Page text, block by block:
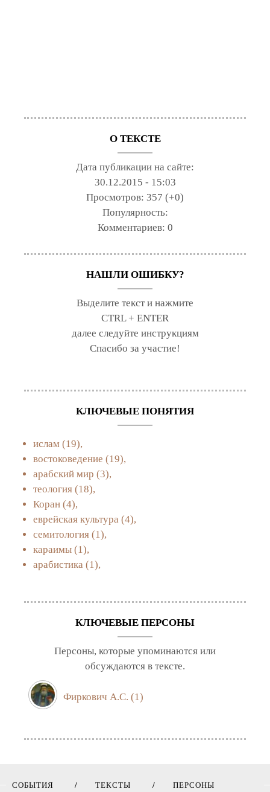
О ТЕКСТЕ
Дата публикации на сайте:
30.12.2015 - 15:03
Просмотров: 357 (+0)
Популярность:
Комментариев: 0
НАШЛИ ОШИБКУ?
Выделите текст и нажмите
CTRL + ENTER
далее следуйте инструкциям
Спасибо за участие!
КЛЮЧЕВЫЕ ПОНЯТИЯ
ислам (19),
востоковедение (19),
арабский мир (3),
теология (18),
Коран (4),
еврейская культура (4),
семитология (1),
караимы (1),
арабистика (1),
КЛЮЧЕВЫЕ ПЕРСОНЫ
Персоны, которые упоминаются или
обсуждаются в тексте.
Фиркович А.С. (1)
СОБЫТИЯ ТЕКСТЫ
ПЕРСОНЫ